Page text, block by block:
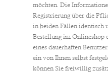
möchten. Die
Registrierung über die
in beiden Fällen identisch
Bestellung im Onlineshop
eines dauerhaften
ein von Ihnen selbst
können Sie freiwillig